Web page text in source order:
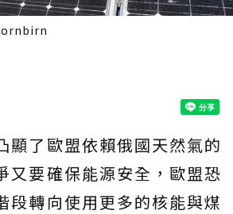
顯了歐盟依賴俄國天然氣的
又要確保能源安全，歐盟恐
段轉向使用更多的核能與煤